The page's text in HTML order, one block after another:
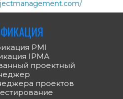
PMI
IPMA
проектный
проектов